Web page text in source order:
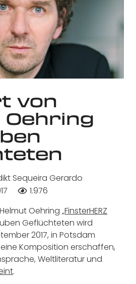
von
Oehring
Sequeira Gerardo
1.976
Oehring „FinsterHERZ
Geflüchteten wird
2017, in Potsdam
Komposition erschaffen,
Weltliteratur und
.